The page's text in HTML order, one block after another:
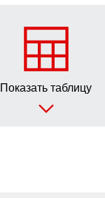
Показать таблицу